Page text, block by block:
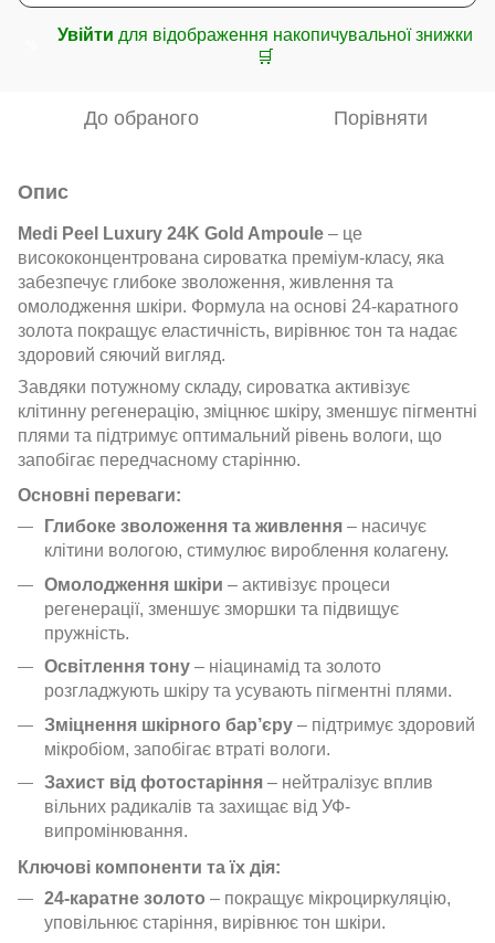
Увійти для відображення накопичувальної знижки
🛒
До обраного Порівняти
Опис
Medi Peel Luxury 24K Gold Ampoule – це
висококонцентрована сироватка преміум-класу, яка
забезпечує глибоке зволоження, живлення та
омолодження шкіри. Формула на основі 24-каратного
золота покращує еластичність, вирівнює тон та надає
здоровий сяючий вигляд.
Завдяки потужному складу, сироватка активізує
клітинну регенерацію, зміцнює шкіру, зменшує пігментні
плями та підтримує оптимальний рівень вологи, що
запобігає передчасному старінню.
Основні переваги:
Глибоке зволоження та живлення – насичує
клітини вологою, стимулює вироблення колагену.
Омолодження шкіри – активізує процеси
регенерації, зменшує зморшки та підвищує
пружність.
Освітлення тону – ніацинамід та золото
розгладжують шкіру та усувають пігментні плями.
Зміцнення шкірного бар’єру – підтримує здоровий
мікробіом, запобігає втраті вологи.
Захист від фотостаріння – нейтралізує вплив
вільних радикалів та захищає від УФ-
випромінювання.
Ключові компоненти та їх дія:
24-каратне золото – покращує мікроциркуляцію,
уповільнює старіння, вирівнює тон шкіри.